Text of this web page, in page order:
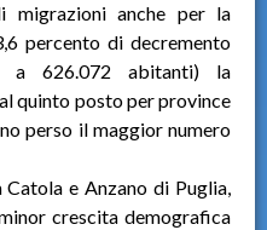
migrazioni anche per la
percento di decremento
a 626.072 abitanti) la
quinto posto per province
perso il maggior numero
e Anzano di Puglia,
crescita demografica